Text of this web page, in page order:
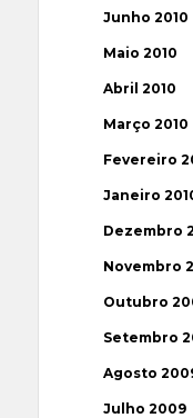
Junho 2010
Maio 2010
Abril 2010
Março 2010
Fevereiro
Janeiro
Dezembro
Novembro
Outubro
Setembro
Agosto
Julho 2009